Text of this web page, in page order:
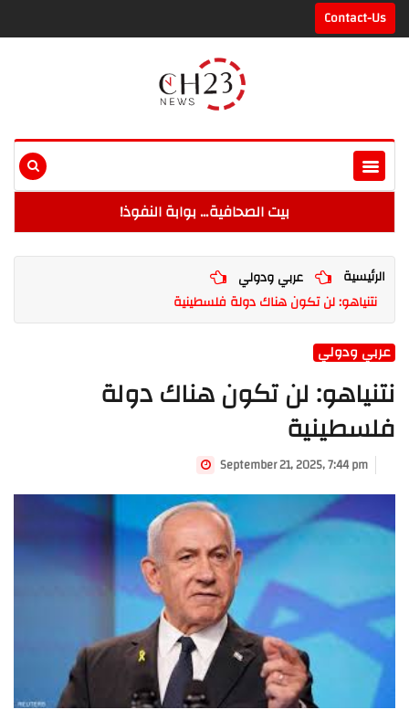
Contact-Us
بيت الصحافية… بوابة النفوذ!
الرئيسية
عربي ودولي
نتنياهو: لن تكون هناك دولة فلسطينية
عربي ودولي
نتنياهو: لن تكون هناك دولة
فلسطينية
September 21, 2025, 7:44 pm